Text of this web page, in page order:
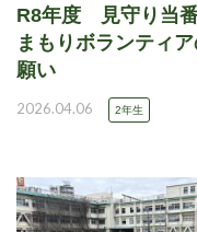
R8年度 見守り当
まもりボランティ
願い
2026.04.06 2年生